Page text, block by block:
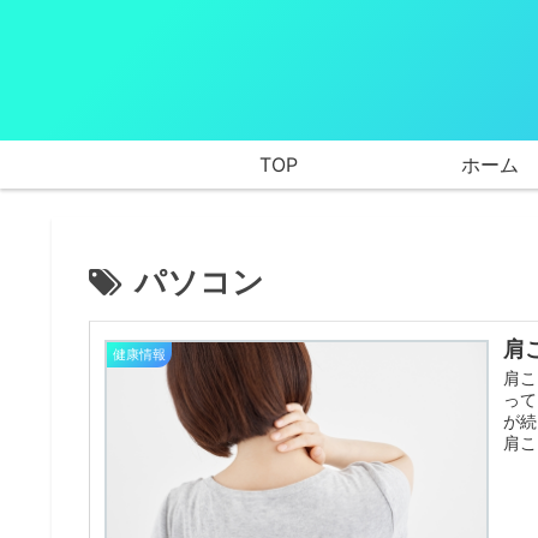
TOP ホーム
パソコン
健康情報 肩
肩
っ
が
肩